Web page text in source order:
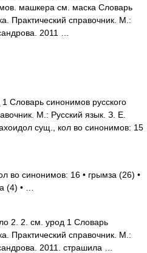
машкера см. маска Словарь
Практический справочник. М.:
2011 …
Словарь синонимов русского
М.: Русский язык. З. Е.
сущ., кол во синонимов: 15
во синонимов: 16 • грымза (26) •
(4) • …
2. 2. см. урод 1 Словарь
Практический справочник. М.:
2011. страшила …